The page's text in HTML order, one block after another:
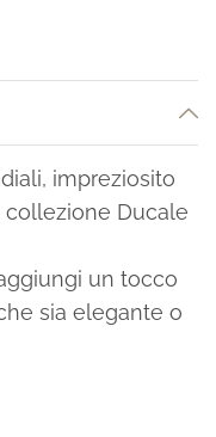
impreziosito
Ducale
un tocco
sia elegante o